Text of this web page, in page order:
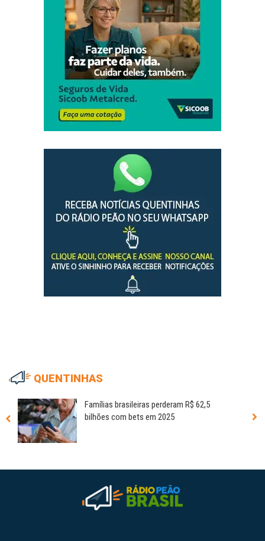
QUENTINHAS
Famílias brasileiras perderam R$ 62,5
bilhões com bets em 2025